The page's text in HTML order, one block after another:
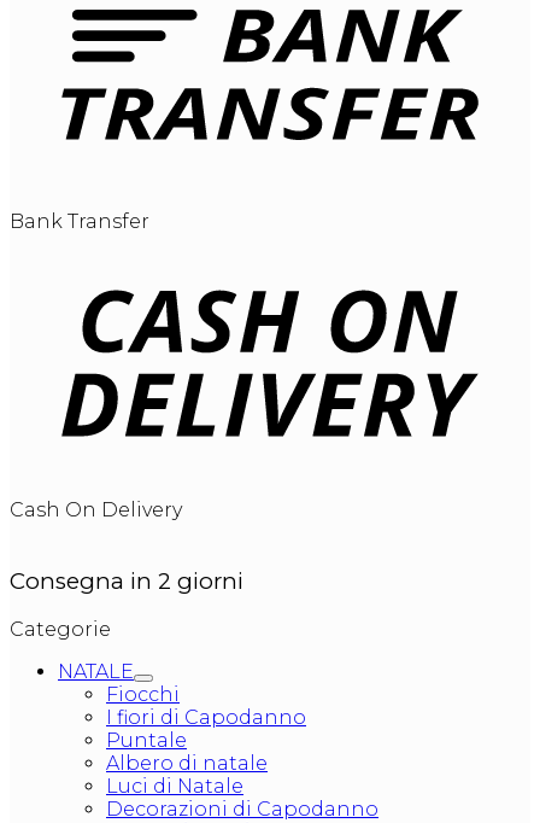
Bank Transfer
Cash On Delivery
Consegna in 2 giorni
Categorie
NATALE
Fiocchi
I fiori di Capodanno
Puntale
Albero di natale
Luci di Natale
Decorazioni di Capodanno